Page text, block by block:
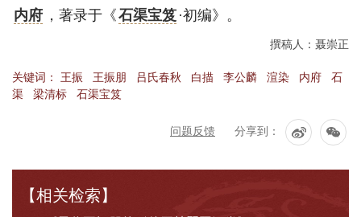
内府 ，著录于《石渠宝笈 ·初编》。
撰稿人：聂崇正
关键词： 王振 王振朋 吕氏春秋 白描 李公麟 渲染 内府
石
渠
梁清标 石渠宝笈
问题反馈 分享到：
【相关检索】